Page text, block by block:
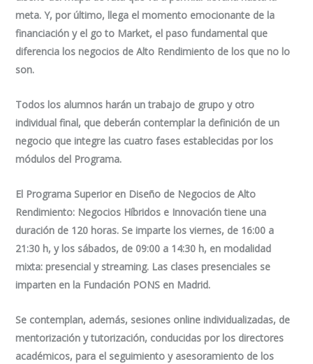
meta. Y, por último, llega el momento emocionante de la
financiación y el go to Market, el paso fundamental que
diferencia los negocios de Alto Rendimiento de los que no lo
son.
Todos los alumnos harán un trabajo de grupo y otro
individual final, que deberán contemplar la definición de un
negocio que integre las cuatro fases establecidas por los
módulos del Programa.
El Programa Superior en Diseño de Negocios de Alto
Rendimiento: Negocios Híbridos e Innovacióntiene una
duración de 120 horas. Se imparte los viernes, de 16:00 a
21:30 h, y los sábados, de 09:00 a 14:30 h, en modalidad
mixta: presencial y streaming. Las clases presenciales se
imparten en la Fundación PONS en Madrid.
Se contemplan, además, sesiones online individualizadas, de
mentorización y tutorización, conducidas por los directores
académicos, para el seguimiento y asesoramiento de los